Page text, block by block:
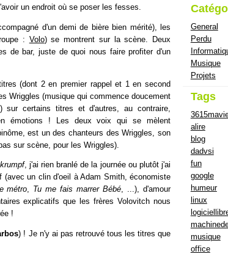
un endroit où se poser les fesses.
d'un demi de bière bien mérité), les
: Volo) se montrent sur la scène. Deux
de bar, juste de quoi nous faire profiter d'un
(dont 2 en premier rappel et 1 en second
Wriggles (musique qui commence doucement
certains titres et d'autres, au contraire,
émotions ! Les deux voix qui se mèlent
est un des chanteurs des Wriggles, son
sur scène, pour les Wriggles).
krumpf, j'ai rien branlé de la journée ou plutôt j'ai
un clin d'oeil à Adam Smith, économiste
métro, Tu me fais marrer Bébé, ...), d'amour
explicatifs que les frères Volovitch nous
!
) ! Je n'y ai pas retrouvé tous les titres que
General
Perdu
Musique
Projets
Tags
alire
blog
dadvsi
fun
google
humeur
linux
musique
office